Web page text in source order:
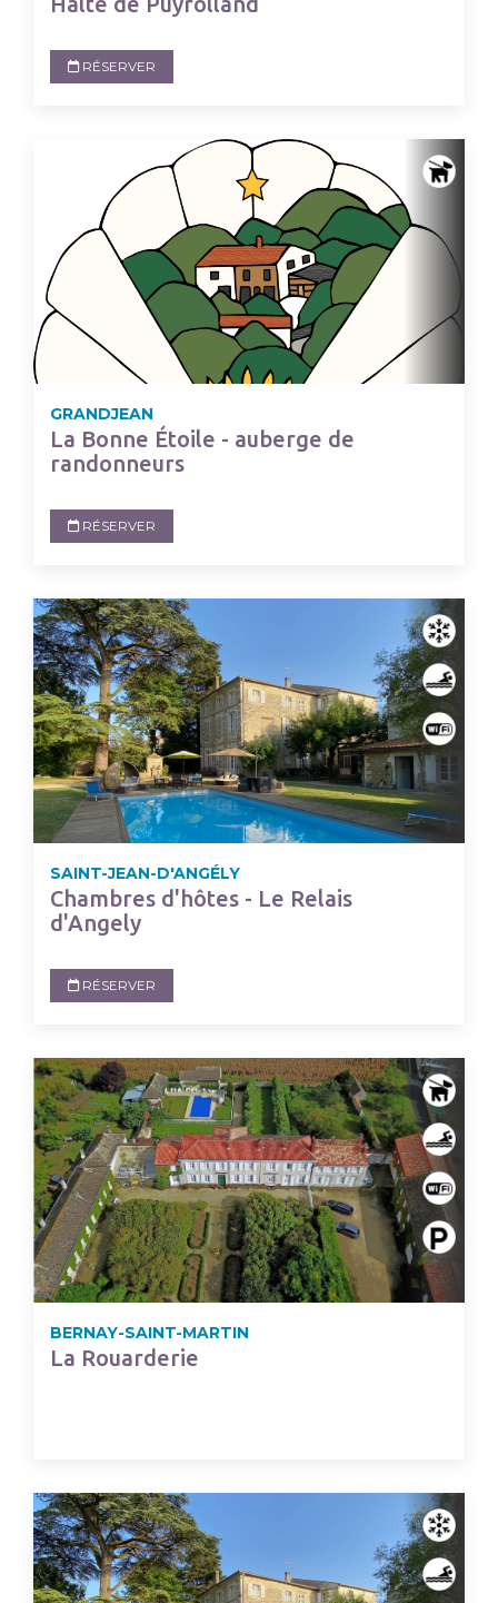
RÉSERVER
GRANDJEAN
La Bonne Étoile - auberge de
randonneurs
RÉSERVER
SAINT-JEAN-D'ANGÉLY
Chambres d'hôtes - Le Relais
d'Angely
RÉSERVER
BERNAY-SAINT-MARTIN
La Rouarderie